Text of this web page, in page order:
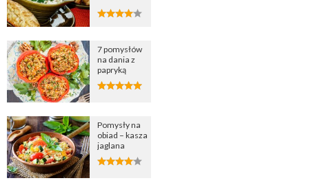
cebulową
7 pomysłów
na dania z
papryką
Pomysły na
obiad – kasza
jaglana